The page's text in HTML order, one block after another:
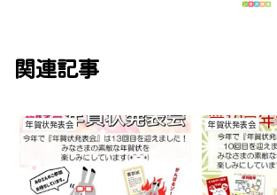
関連記事
年賀状発表会 年賀状発表会